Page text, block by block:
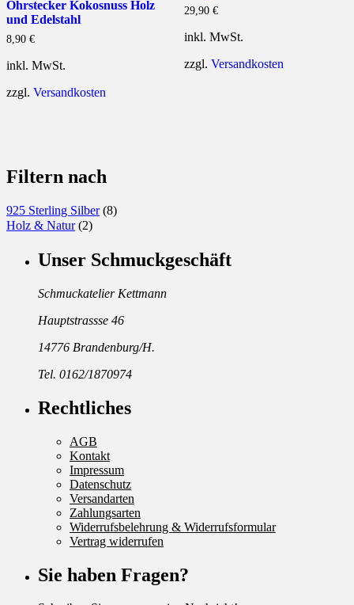
Ohrstecker Kokosnuss Holz
und Edelstahl
8,90 €
inkl. MwSt.
zzgl. Versandkosten
29,90 €
inkl. MwSt.
zzgl. Versandkosten
Filtern nach
925 Sterling Silber (8)
Holz & Natur (2)
Unser Schmuckgeschäft
Schmuckatelier Kettmann
Hauptstrassse 46
14776 Brandenburg/H.
Tel. 0162/1870974
Rechtliches
AGB
Kontakt
Impressum
Datenschutz
Versandarten
Zahlungsarten
Widerrufsbelehrung & Widerrufsformular
Vertrag widerrufen
Sie haben Fragen?